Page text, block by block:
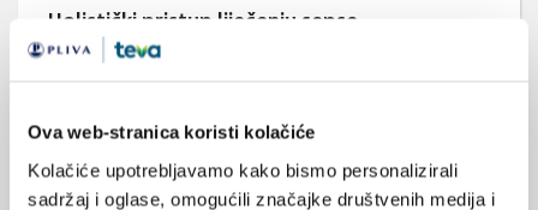
Ova web-stranica koristi kolačiće
Kolačiće upotrebljavamo kako bismo personalizirali
sadržaj i oglase, omogućili značajke društvenih medija i
Holistički pristup liječenju sepse
Hrvatsko društvo za kemoterapiju HLZ, obilježilo je Dan